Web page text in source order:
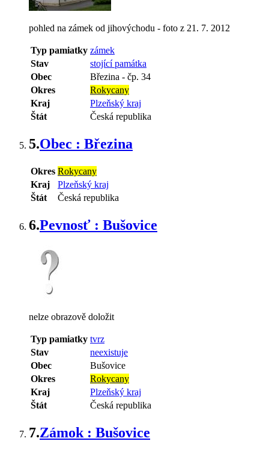
pohled na zámek od jihovýchodu - foto z 21. 7. 2012
Typ pamiatky zámek
Stav
stojící památka
Obec
Březina - čp. 34
Okres
Rokycany
Kraj
Plzeňský kraj
Štát
Česká republika
5.Obec : Březina
Okres Rokycany
Kraj
Plzeňský kraj
Štát
Česká republika
6.Pevnosť : Bušovice
nelze obrazově doložit
Typ pamiatky tvrz
Stav
neexistuje
Obec
Bušovice
Okres
Rokycany
Kraj
Plzeňský kraj
Štát
Česká republika
7.Zámok : Bušovice